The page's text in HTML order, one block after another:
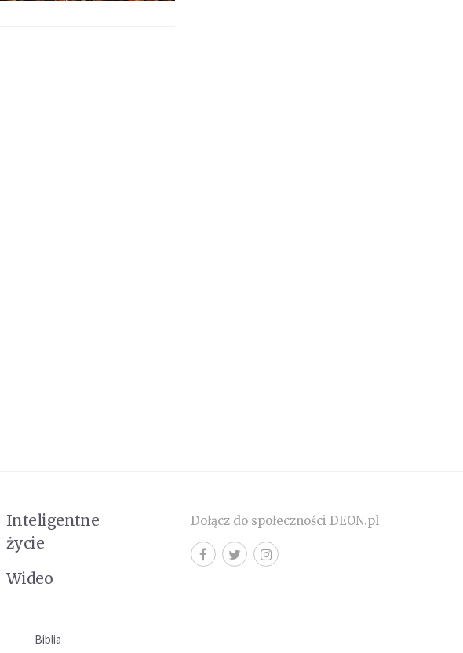
Inteligentne
życie
Wideo
Biblia
Dołącz do społeczności DEON.pl